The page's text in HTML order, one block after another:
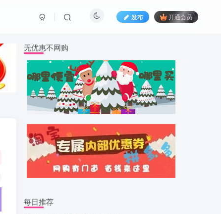
发布 开通会员
无优惠不网购
每日推荐